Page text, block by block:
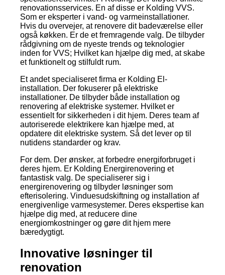
renovationsservices. En af disse er Kolding VVS.
Som er eksperter i vand- og varmeinstallationer.
Hvis du overvejer, at renovere dit badeværelse eller
også køkken. Er de et fremragende valg. De tilbyder
rådgivning om de nyeste trends og teknologier
inden for VVS; Hvilket kan hjælpe dig med, at skabe
et funktionelt og stilfuldt rum.
Et andet specialiseret firma er Kolding El-
installation. Der fokuserer på elektriske
installationer. De tilbyder både installation og
renovering af elektriske systemer. Hvilket er
essentielt for sikkerheden i dit hjem. Deres team af
autoriserede elektrikere kan hjælpe med, at
opdatere dit elektriske system. Så det lever op til
nutidens standarder og krav.
For dem. Der ønsker, at forbedre energiforbruget i
deres hjem. Er Kolding Energirenovering et
fantastisk valg. De specialiserer sig i
energirenovering og tilbyder løsninger som
efterisolering. Vinduesudskiftning og installation af
energivenlige varmesystemer. Deres ekspertise kan
hjælpe dig med, at reducere dine
energiomkostninger og gøre dit hjem mere
bæredygtigt.
Innovative løsninger til
renovation